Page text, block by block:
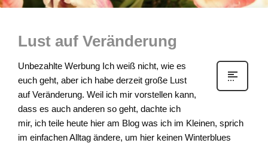
Lust auf Veränderung
Unbezahlte Werbung Ich weiß nicht, wie es
euch geht, aber ich habe derzeit große Lust
auf Veränderung. Weil ich mir vorstellen kann,
dass es auch anderen so geht, dachte ich
mir, ich teile heute hier am Blog was ich im Kleinen, sprich
im einfachen Alltag ändere, um hier keinen Winterblues